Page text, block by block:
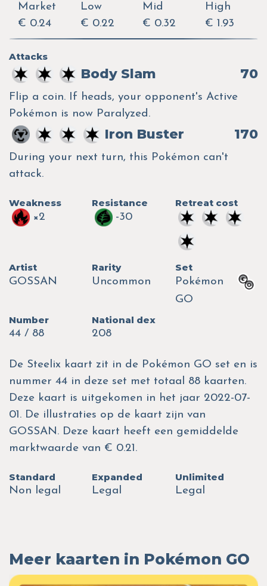
Market
€ 0.24
Low
€ 0.22
Mid
€ 0.32
High
€ 1.93
Attacks
Body Slam 70
Flip a coin. If heads, your opponent's Active
Pokémon is now Paralyzed.
Iron Buster 170
During your next turn, this Pokémon can't
attack.
Weakness
×2
Resistance
-30
Retreat cost
Artist
GOSSAN
Rarity
Uncommon
Set
Pokémon
GO
Number
44 / 88
National dex
208
De Steelix kaart zit in de Pokémon GO set en is
nummer 44 in deze set met totaal 88 kaarten.
Deze kaart is uitgekomen in het jaar 2022-07-
01. De illustraties op de kaart zijn van
GOSSAN. Deze kaart heeft een gemiddelde
marktwaarde van € 0.21.
Standard
Non legal
Expanded
Legal
Unlimited
Legal
Meer kaarten in Pokémon GO